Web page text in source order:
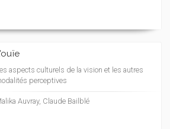
aspects culturels de la vision et les autres
perceptives
Auvray, Claude Bailblé